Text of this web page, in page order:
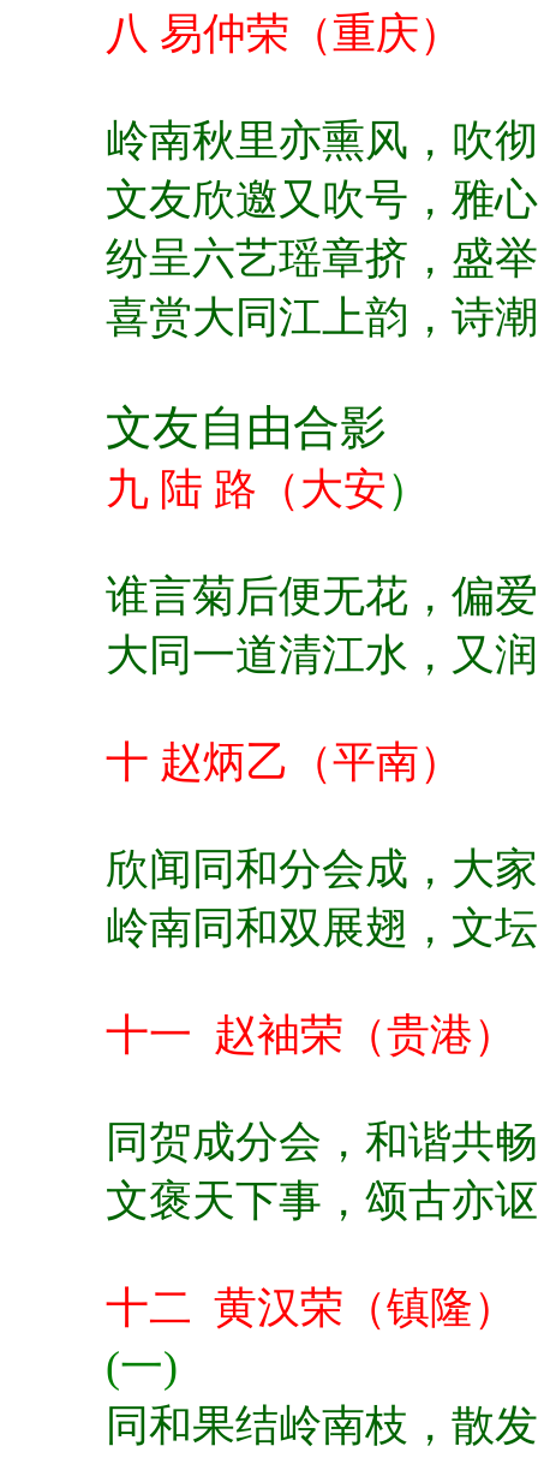
八 易仲荣（重庆）
岭南秋里亦熏风， 吹
文友欣邀又吹号， 雅
纷呈六艺瑶章挤， 盛
喜赏大同江上韵， 诗
文友自由合影
九 陆 路（大安）
谁言菊后便无花， 偏
大同一道清江水， 又
十 赵炳乙（平南）
欣闻同和分会成， 大
岭南同和双展翅， 文
十一 赵袖荣（贵港）
同贺成分会， 和谐共
文褒天下事， 颂古亦
十二 黄汉荣（镇隆）
(一)
同和果结岭南枝， 散